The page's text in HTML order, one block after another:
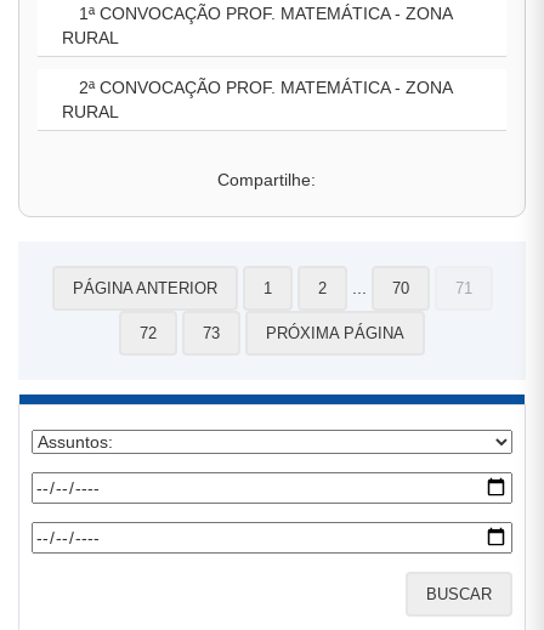
1ª CONVOCAÇÃO PROF. MATEMÁTICA - ZONA
RURAL
2ª CONVOCAÇÃO PROF. MATEMÁTICA - ZONA
RURAL
Compartilhe:
PÁGINA ANTERIOR 1 2 70 71
72 73 PRÓXIMA PÁGINA
BUSCAR